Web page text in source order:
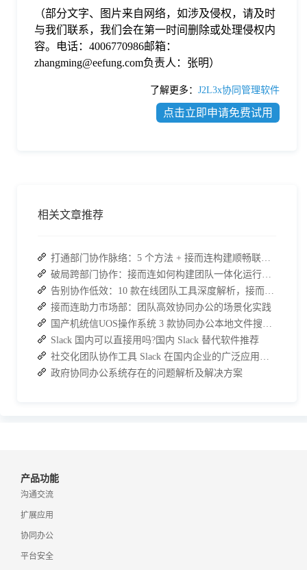
（部分文字、图片来自网络，如涉及侵权，请及时
与我们联系，我们会在第一时间删除或处理侵权内
容。电话：4006770986邮箱：
zhangming@eefung.com负责人：张明）
了解更多： J2L3x协同管理软件
点击立即申请免费试用
相关文章推荐
接而连助力市场部：团队高效协同办公的场景化实践
Slack 国内可以直接用吗?国内 Slack 替代软件推荐
政府协同办公系统存在的问题解析及解决方案
产品功能
沟通交流
扩展应用
协同办公
平台安全